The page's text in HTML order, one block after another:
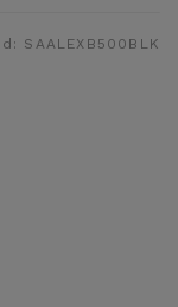
SAALEXB500BLK